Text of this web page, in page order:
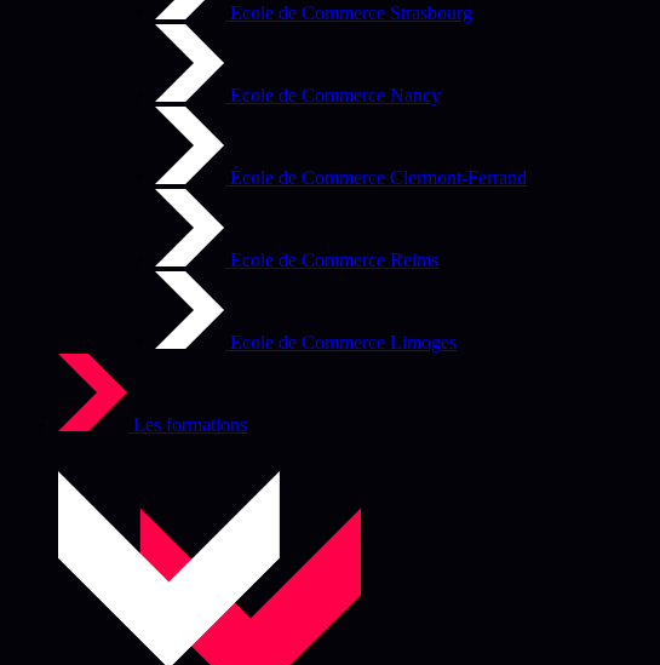
Ecole de Commerce Strasbourg
Ecole de Commerce Nancy
École de Commerce Clermont-Ferrand
Ecole de Commerce Reims
Ecole de Commerce Limoges
Les formations